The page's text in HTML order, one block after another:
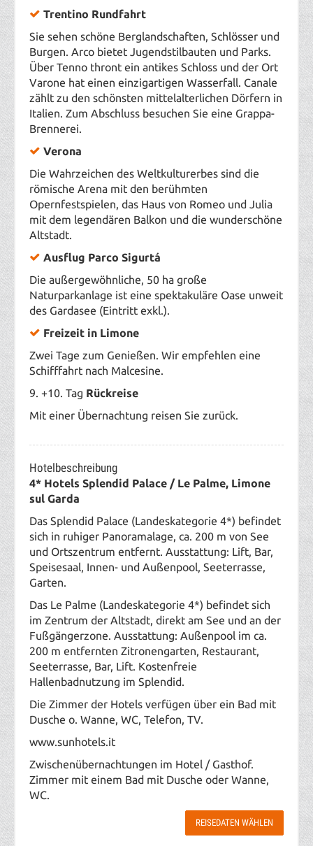
Trentino Rundfahrt
Sie sehen schöne Berglandschaften, Schlösser und
Burgen. Arco bietet Jugendstilbauten und Parks.
Über Tenno thront ein antikes Schloss und der Ort
Varone hat einen einzigartigen Wasserfall. Canale
zählt zu den schönsten mittelalterlichen Dörfern in
Italien. Zum Abschluss besuchen Sie eine Grappa-
Brennerei.
Verona
Die Wahrzeichen des Weltkulturerbes sind die
römische Arena mit den berühmten
Opernfestspielen, das Haus von Romeo und Julia
mit dem legendären Balkon und die wunderschöne
Altstadt.
Ausflug Parco Sigurtá
Die außergewöhnliche, 50 ha große
Naturparkanlage ist eine spektakuläre Oase unweit
des Gardasee (Eintritt exkl.).
Freizeit in Limone
Zwei Tage zum Genießen. Wir empfehlen eine
Schifffahrt nach Malcesine.
9. +10. Tag Rückreise
Mit einer Übernachtung reisen Sie zurück.
Hotelbeschreibung
4* Hotels Splendid Palace / Le Palme, Limone
sul Garda
Das Splendid Palace (Landeskategorie 4*) befindet
sich in ruhiger Panoramalage, ca. 200 m von See
und Ortszentrum entfernt. Ausstattung: Lift, Bar,
Speisesaal, Innen- und Außenpool, Seeterrasse,
Garten.
Das Le Palme (Landeskategorie 4*) befindet sich
im Zentrum der Altstadt, direkt am See und an der
Fußgängerzone. Ausstattung: Außenpool im ca.
200 m entfernten Zitronengarten, Restaurant,
Seeterrasse, Bar, Lift. Kostenfreie
Hallenbadnutzung im Splendid.
Die Zimmer der Hotels verfügen über ein Bad mit
Dusche o. Wanne, WC, Telefon, TV.
www.sunhotels.it
Zwischenübernachtungen im Hotel / Gasthof.
Zimmer mit einem Bad mit Dusche oder Wanne,
WC.
REISEDATEN WÄHLEN